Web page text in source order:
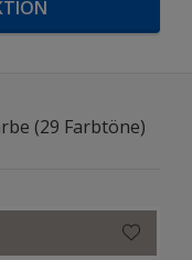
(29 Farbtöne)